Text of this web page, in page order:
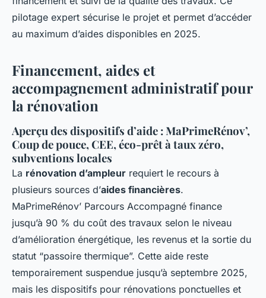
pilotage expert sécurise le projet et permet d’accéder
au maximum d’aides disponibles en 2025.
Financement, aides et
accompagnement administratif pour
la rénovation
Aperçu des dispositifs d’aide : MaPrimeRénov’,
Coup de pouce, CEE, éco-prêt à taux zéro,
subventions locales
La rénovation d’ampleur requiert le recours à
plusieurs sources d’aides financières.
MaPrimeRénov’ Parcours Accompagné finance
jusqu’à 90 % du coût des travaux selon le niveau
d’amélioration énergétique, les revenus et la sortie du
statut “passoire thermique”. Cette aide reste
temporairement suspendue jusqu’à septembre 2025,
mais les dispositifs pour rénovations ponctuelles et